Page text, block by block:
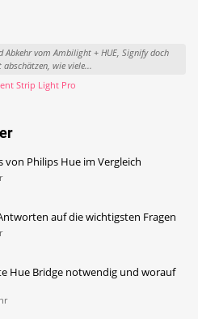
Abkehr vom Ambilight + HUE, Signify doch
wie viele...
Strip Light Pro
von Philips Hue im Vergleich
auf die wichtigsten Fragen
Hue Bridge notwendig und worauf